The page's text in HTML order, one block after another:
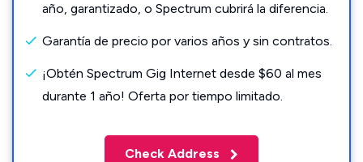
año, garantizado, o Spectrum cubrirá la diferencia.
Garantía de precio por varios años y sin contratos.
¡Obtén Spectrum Gig Internet desde $60 al mes
durante 1 año! Oferta por tiempo limitado.
Check Address